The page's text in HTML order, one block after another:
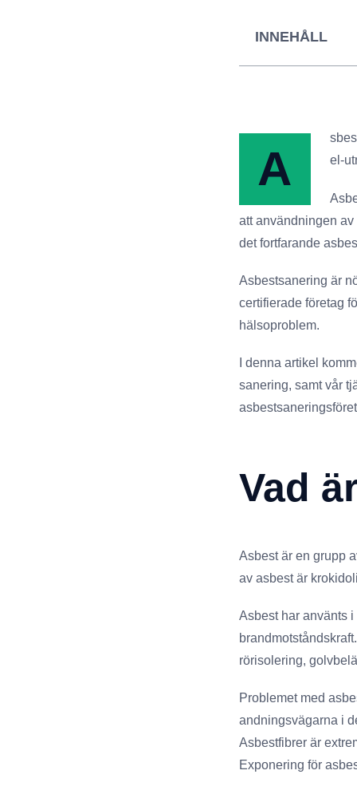
INNEHÅLL
A
el-
att användningen
det fortfarande
Asbestsanering är
certifierade företag
hälsoproblem.
I denna artikel
sanering, samt vår
Vad
Asbest är en grupp
av asbest är
Asbest har använts
rörisolering,
Problemet med
andningsvägarna i
Asbestfibrer är
Exponering för